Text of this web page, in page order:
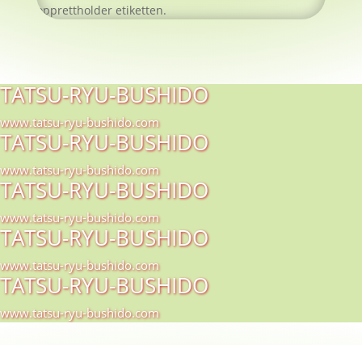
opprettholder etiketten.
TATSU-RYU-BUSHIDO
www.tatsu-ryu-bushido.com
TATSU-RYU-BUSHIDO
www.tatsu-ryu-bushido.com
TATSU-RYU-BUSHIDO
www.tatsu-ryu-bushido.com
TATSU-RYU-BUSHIDO
www.tatsu-ryu-bushido.com
TATSU-RYU-BUSHIDO
www.tatsu-ryu-bushido.com